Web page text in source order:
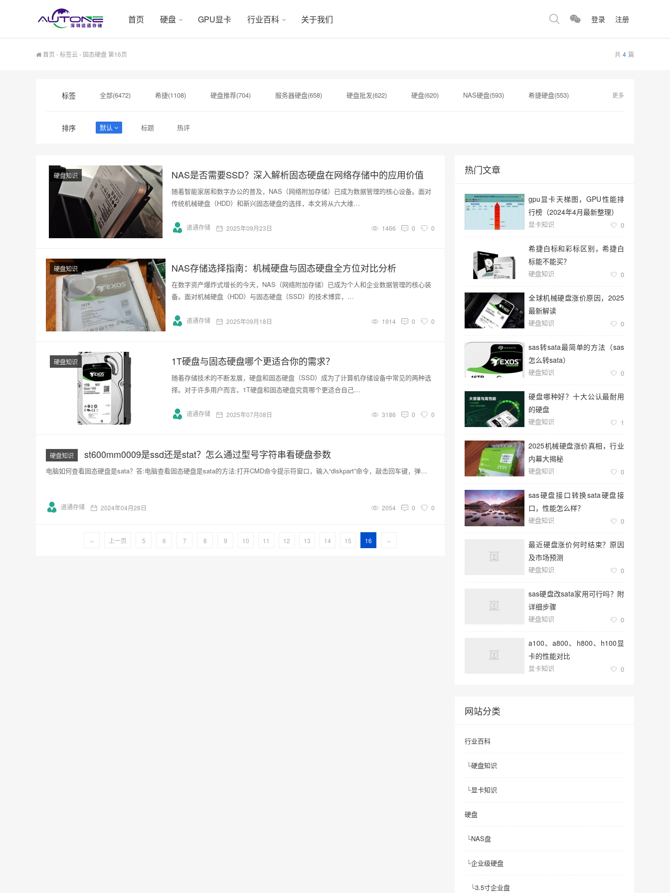
首页 硬盘 GPU显卡 行业百科 关于我们 登录 注册
首页 -标签云- 固态硬盘 第16页 共 4 篇
标签 全部(6472) 希捷(1108) 硬盘推荐(704) 服务器硬盘(658) 硬盘批发(622) 硬盘(620) NAS硬盘(593) 希捷硬盘(553) 更多
排序 默认 标题 热评
硬盘知识 NAS是否需要SSD？深入解析固态硬盘在网络存储中的应用价值
随着智能家居和数字办公的普及，NAS（网络附加存储）已成为数据管理的核心设备。面对
传统机械硬盘（HDD）和新兴固态硬盘的选择，本文将从六大维…
道通存储 2025年09月23日 1466 0 0
硬盘知识 NAS存储选择指南：机械硬盘与固态硬盘全方位对比分析
在数字资产爆炸式增长的今天，NAS（网络附加存储）已成为个人和企业数据管理的核心装
备。面对机械硬盘（HDD）与固态硬盘（SSD）的技术博弈，…
道通存储 2025年09月18日 1914 0 0
硬盘知识 1T硬盘与固态硬盘哪个更适合你的需求？
随着存储技术的不断发展，硬盘和固态硬盘（SSD）成为了计算机存储设备中常见的两种选
择。对于许多用户而言，1T硬盘和固态硬盘究竟哪个更适合自己…
道通存储 2025年07月08日 3186 0 0
硬盘知识 st600mm0009是ssd还是stat？怎么通过型号字符串看硬盘参数
电脑如何查看固态硬盘是sata？答:电脑查看固态硬盘是sata的方法:打开CMD命令提示符窗口，输入“diskpart”命令，敲击回车键，弹…
道通存储 2024年04月28日 2054 0 0
‹‹ 上一页 5 6 7 8 9 10 11 12 13 14 15 16 ››
热门文章
gpu显卡天梯图，GPU性能排
行榜（2024年4月最新整理）
显卡知识 0
希捷白标和彩标区别，希捷白
标能不能买？
硬盘知识 0
全球机械硬盘涨价原因，2025
最新解读
硬盘知识 0
sas转sata最简单的方法（sas
怎么转sata）
硬盘知识 0
硬盘哪种好？十大公认最耐用
的硬盘
硬盘知识 1
2025机械硬盘涨价真相，行业
内幕大揭秘
硬盘知识 0
sas硬盘接口转换sata硬盘接
口，性能怎么样？
硬盘知识 0
最近硬盘涨价何时结束？原因
及市场预测
硬盘知识 0
sas硬盘改sata家用可行吗？附
详细步骤
硬盘知识 0
a100、a800、h800、h100显
卡的性能对比
显卡知识 0
网站分类
行业百科
└硬盘知识
└显卡知识
硬盘
└NAS盘
└企业级硬盘
└3.5寸企业盘